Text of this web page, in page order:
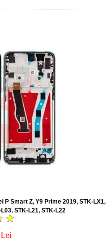
Smart Z, Y9 Prime 2019, STK-LX1,
STK-L21, STK-L22
Lei